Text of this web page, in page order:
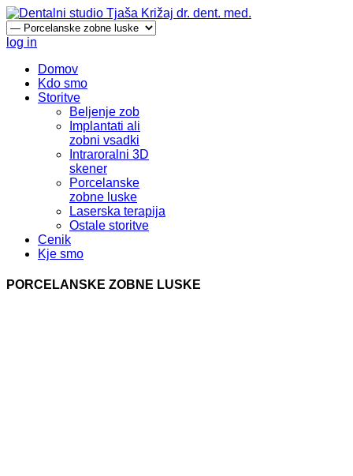
log in
Domov
Kdo smo
Storitve
Beljenje zob
Implantati ali
zobni vsadki
Intraroralni 3D
skener
Porcelanske
zobne luske
Laserska terapija
Ostale storitve
Cenik
Kje smo
PORCELANSKE ZOBNE LUSKE